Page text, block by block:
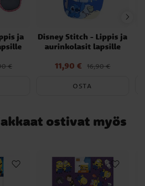
ja
:
hinta
€
Disney Stitch - Lippis ja
aurinkolasit lapsille
Nykyinen hinta:
11,90 € Edellinen hinta
11,90 € 16,90 €
OSTA
ostivat myös